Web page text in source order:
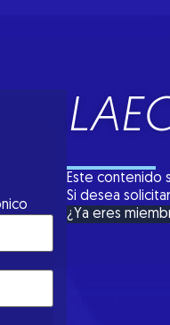
Este contenido
Si desea
¿Ya eres